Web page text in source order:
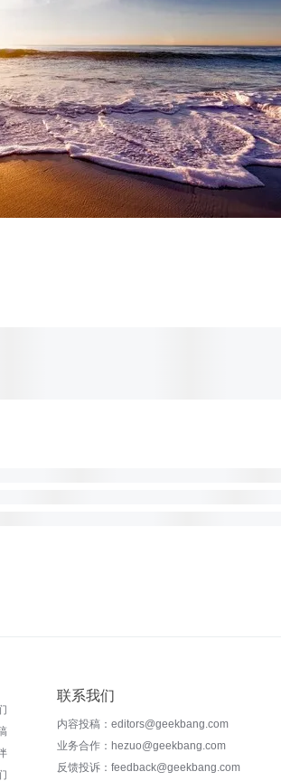
联系我们
内容投稿：editors@geekbang.com
业务合作：hezuo@geekbang.com
反馈投诉：feedback@geekbang.com